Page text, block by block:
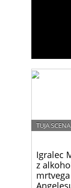
Igralec
z
TUJA SCENA